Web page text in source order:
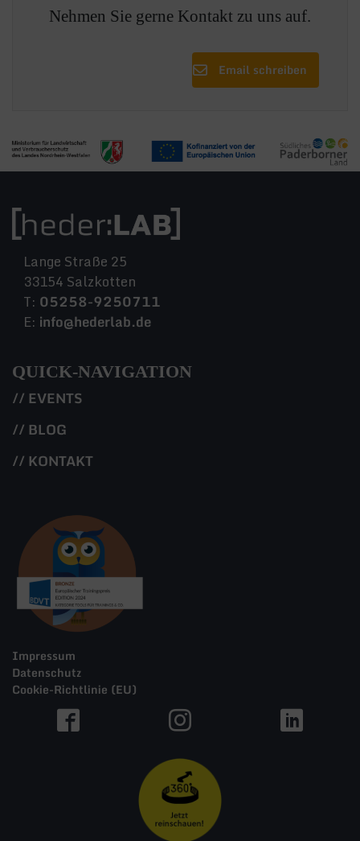
Nehmen Sie gerne Kontakt zu uns auf.
Email schreiben
Lange Straße 25
33154 Salzkotten
T: 05258-9250711
E: info@hederlab.de
QUICK-NAVIGATION
// EVENTS
// BLOG
// KONTAKT
Impressum
Datenschutz
Cookie-Richtlinie (EU)